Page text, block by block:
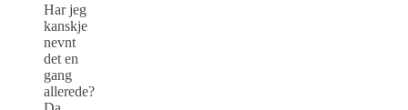
Har jeg
kanskje
nevnt
det en
gang
allerede?